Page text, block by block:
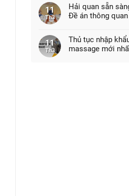
11
Th3
Hải quan sẵn
Đề án thông
11
Th3
Thủ tục nhập
massage mới